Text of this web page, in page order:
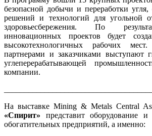
безопасной добычи и переработки
решений и технологий для угольной
здоровьесбережения. По
инновационных проектов будет
высокотехнологичных рабочих
партнерами и заказчиками выступают
углеперерабатывающей
компании.
На выставке Mining & Metals Central
«Спирит» представит оборудование
обогатительных предприятий, а именно: